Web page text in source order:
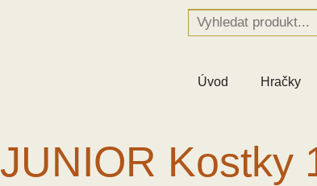
Úvod Hračky
JUNIOR Kostky